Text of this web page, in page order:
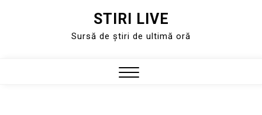
STIRI LIVE
Sursă de știri de ultimă oră